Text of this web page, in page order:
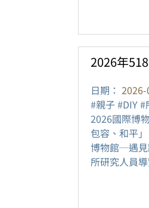
2026年
日期：
#親子 #DIY
2026國際博
包容、和平
博物館─遇見
所研究人員